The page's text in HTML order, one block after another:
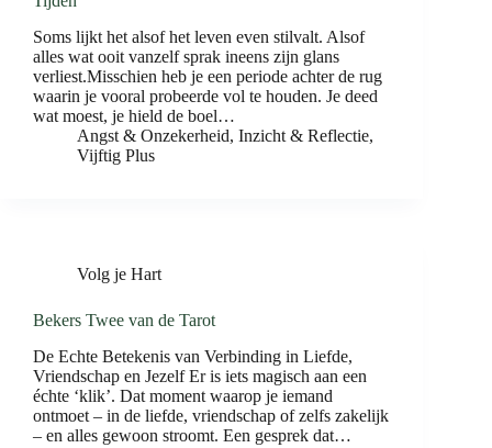
Soms lijkt het alsof het leven even stilvalt. Alsof
alles wat ooit vanzelf sprak ineens zijn glans
verliest.Misschien heb je een periode achter de rug
waarin je vooral probeerde vol te houden. Je deed
wat moest, je hield de boel…
Angst & Onzekerheid, Inzicht & Reflectie,
Vijftig Plus
Volg je Hart
Bekers Twee van de Tarot
De Echte Betekenis van Verbinding in Liefde,
Vriendschap en Jezelf Er is iets magisch aan een
échte ‘klik’. Dat moment waarop je iemand
ontmoet – in de liefde, vriendschap of zelfs zakelijk
– en alles gewoon stroomt. Een gesprek dat…